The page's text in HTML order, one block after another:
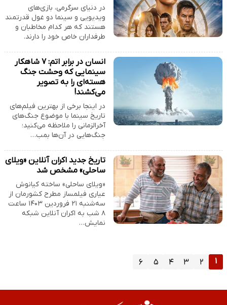
در دنیای سرگرمی، بازی‌های
ویدیویی و سینما دو غول قدرتمند
هستند که هر کدام مخاطبان و
طرفداران خاص خود را دارند.
انسان در برابر اتم: ۷ شاهکار
سینمایی که وحشت جنگ
هسته‌ای را به تصویر
می‌کشند!
در اینجا برخی از بهترین فیلم‌های
تاریخ سینما با موضوع جنگ‌های
آخرالزمانی را ملاحظه می‌کنید؛
جنگ‌هایی در آن‌ها بمب…
تاریخ جدید اکران آنلاین «ویلای
ساحلی» مشخص شد
«ویلای ساحلی» ساخته کیانوش
عیاری فیلمساز مطرح کشورمان از
سه‌شنبه ۲۱ فروردین ۱۴۰۳ ساعت
۸ شب به اکران آنلاین شبکه
نمایش…
۱ ۲ ۳ ۴ ۵ ۶